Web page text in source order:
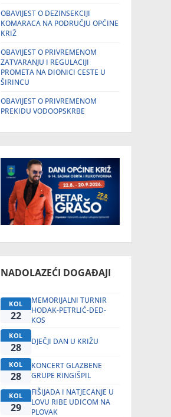
OBAVIJEST O DEZINSEKCIJI
KOMARACA NA PODRUČJU OPĆINE
KRIŽ
OBAVIJEST O PRIVREMENOM
ZATVARANJU I REGULACIJI
PROMETA NA DIONICI CESTE U
ŠIRINCU
OBAVIJEST O PRIVREMENOM
PREKIDU VODOOPSKRBE
NADOLAZEĆI DOGAĐAJI
KOL
22
MEMORIJALNI TURNIR
HODAK-PETRLIĆ-DED-
KOS
KOL
28 DJEČJI DAN U KRIŽU
KOL
28
KONCERT GLAZBENE
GRUPE RINGIŠPIL
KOL
29
FIŠIJADA I NATJECANJE U
LOVU RIBE UDICOM NA
PLOVAK